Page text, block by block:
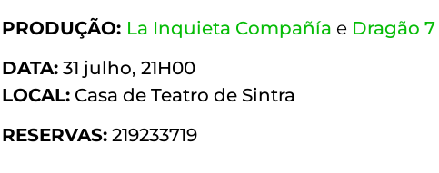
PRODUÇÃO: La Inquieta Compañía e Dragão 7
DATA: 31 julho, 21H00
LOCAL: Casa de Teatro de Sintra
RESERVAS: 219233719